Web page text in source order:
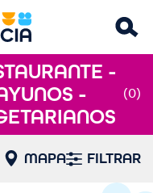
-
-
(0)
MAPA FILTRAR